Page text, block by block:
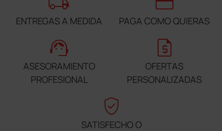
ENTREGAS A MEDIDA PAGA COMO QUIERAS
support_agent
ASESORAMIENTO
PROFESIONAL
request_quote
OFERTAS
PERSONALIZADAS
verified_user
SATISFECHO O